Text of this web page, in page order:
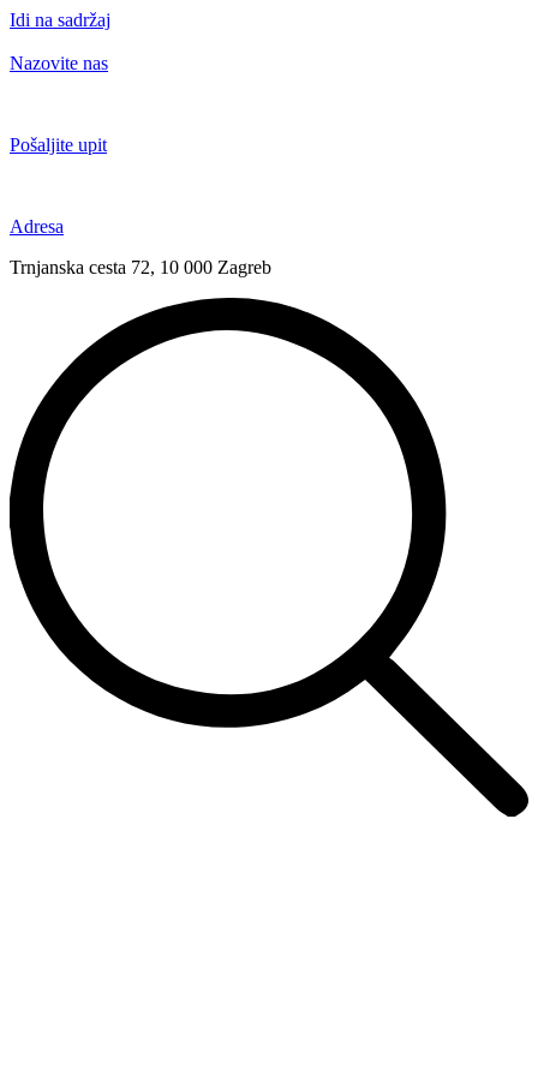
Idi na sadržaj
Nazovite nas
Pošaljite upit
Adresa
Trnjanska cesta 72, 10 000 Zagreb